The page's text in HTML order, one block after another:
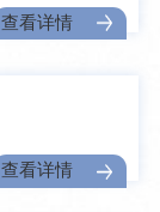
查看详情
查看详情